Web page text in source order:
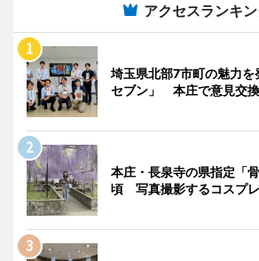
アクセスランキ
埼玉県北部7市町の魅力を
セブン」 本庄で意見交
本庄・長泉寺の県指定「
頃 写真撮影するコスプ